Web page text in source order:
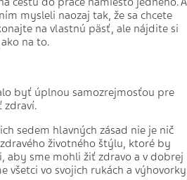
mysleli naozaj tak, že sa chcete
na vlastnú päsť, ale nájdite si
na to.
byť úplnou samozrejmosťou pre
zdraví.
sedem hlavných zásad nie je nič
životného štýlu, ktoré by
aby sme mohli žiť zdravo a v dobrej
všetci vo svojich rukách a výhovorky